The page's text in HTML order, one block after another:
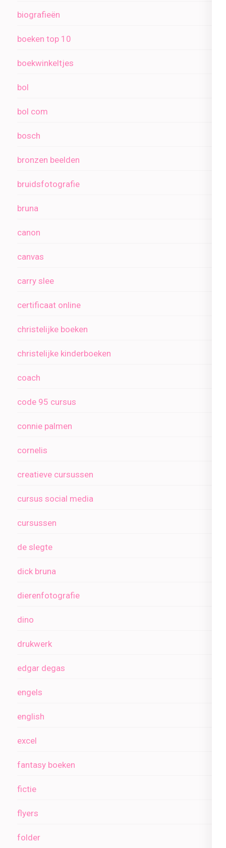
biografieën
boeken top 10
boekwinkeltjes
bol
bol com
bosch
bronzen beelden
bruidsfotografie
bruna
canon
canvas
carry slee
certificaat online
christelijke boeken
christelijke kinderboeken
coach
code 95 cursus
connie palmen
cornelis
creatieve cursussen
cursus social media
cursussen
de slegte
dick bruna
dierenfotografie
dino
drukwerk
edgar degas
engels
english
excel
fantasy boeken
fictie
flyers
folder